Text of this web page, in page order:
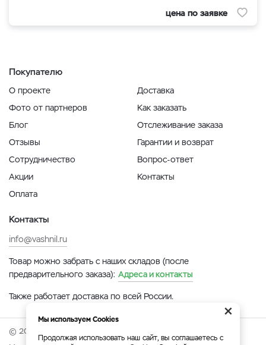
цена по заявке
Покупателю
О проекте
Фото от партнеров
Блог
Отзывы
Сотрудничество
Акции
Оплата
Доставка
Как заказать
Отслеживание заказа
Гарантии и возврат
Вопрос-ответ
Контакты
Контакты
info@vashnil.ru
Товар можно забрать с наших складов (после
предварительного заказа): Адреса и контакты
Также работает доставка по всей России.
© 2026 Онлайн-ярмарка ВАСХНиЛ.
×
Мы используем Cookies
Продолжая использовать наш сайт, вы соглашаетесь с